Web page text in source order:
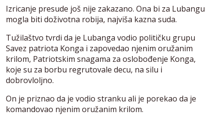
Izricanje presude još nije zakazano. Ona bi za Lubangu
mogla biti doživotna robija, najviša kazna suda.
Tužilaštvo tvrdi da je Lubanga vodio političku grupu
Savez patriota Konga i zapovedao njenim oružanim
krilom, Patriotskim snagama za oslobođenje Konga,
koje su za borbu regrutovale decu, na silu i
dobrovloljno.
On je priznao da je vodio stranku ali je porekao da je
komandovao njenim oružanim krilom.